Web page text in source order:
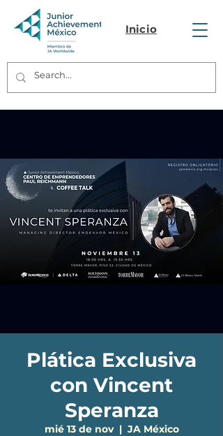
Inicio
Plática Exclusiva
con Vincent
Speranza
mié 13 de nov
  |
JA México